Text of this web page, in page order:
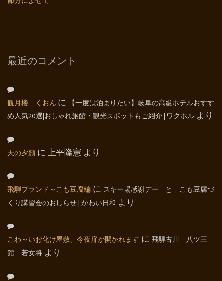
最近のコメント
観月楼 くおん に
【一度は泊まりたい】岐阜の高級ホテルおすす
め人気20選|おしゃれ旅館・観光スポットもご紹介 | ワクホル より
天の夕顔 に 上平隆憲 より
飛騨ブランド～こも豆腐編 に スキー場感謝デー と こも豆腐づ
くり講習会のおしらせ | かわい日和 より
こわ～いお化け屋敷、今夜扉が開かれます に 飛騨古川 八ツ三
館 若女将 より